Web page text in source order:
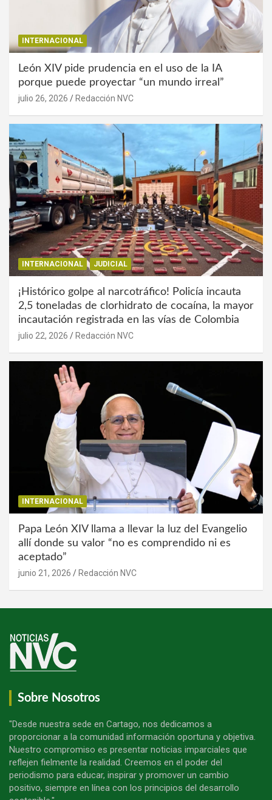
INTERNACIONAL
León XIV pide prudencia en el uso de la IA
porque puede proyectar “un mundo irreal”
julio 26, 2026 Redacción NVC
INTERNACIONAL JUDICIAL
¡Histórico golpe al narcotráfico! Policía incauta
2,5 toneladas de clorhidrato de cocaína, la mayor
incautación registrada en las vías de Colombia
julio 22, 2026 Redacción NVC
INTERNACIONAL
Papa León XIV llama a llevar la luz del Evangelio
allí donde su valor “no es comprendido ni es
aceptado”
junio 21, 2026 Redacción NVC
Sobre Nosotros
"Desde nuestra sede en Cartago, nos dedicamos a
proporcionar a la comunidad información oportuna y objetiva.
Nuestro compromiso es presentar noticias imparciales que
reflejen fielmente la realidad. Creemos en el poder del
periodismo para educar, inspirar y promover un cambio
positivo, siempre en línea con los principios del desarrollo